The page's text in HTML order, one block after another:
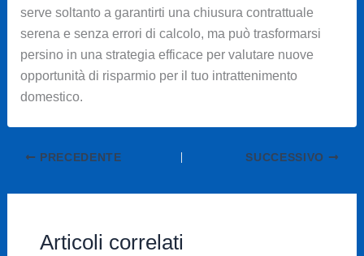
serve soltanto a garantirti una chiusura contrattuale
serena e senza errori di calcolo, ma può trasformarsi
persino in una strategia efficace per valutare nuove
opportunità di risparmio per il tuo intrattenimento
domestico.
PRECEDENTE SUCCESSIVO
Articoli correlati